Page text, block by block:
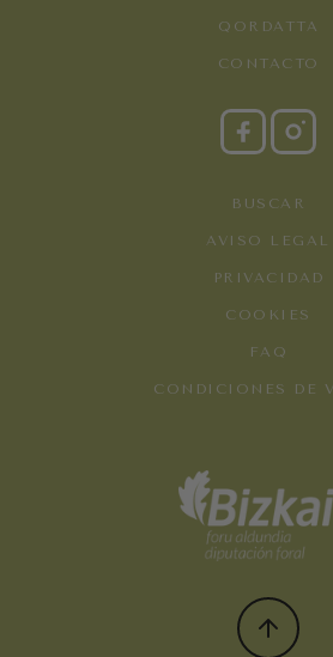
QORDATTA
CONTACTO
BUSCAR
AVISO LEGAL
PRIVACIDAD
COOKIES
FAQ
CONDICIONES DE